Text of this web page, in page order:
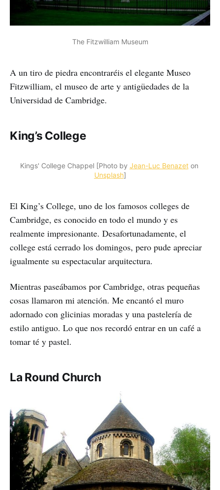
The Fitzwilliam Museum
A un tiro de piedra encontraréis el elegante Museo
Fitzwilliam, el museo de arte y antigüedades de la
Universidad de Cambridge.
King’s College
Kings' College Chappel [Photo by Jean-Luc Benazet
Unsplash]
El King’s College, uno de los famosos colleges de
Cambridge, es conocido en todo el mundo y es
realmente impresionante. Desafortunadamente, el
college está cerrado los domingos, pero pude apreciar
igualmente su espectacular arquitectura.
Mientras paseábamos por Cambridge, otras pequeñas
cosas llamaron mi atención. Me encantó el muro
adornado con glicinias moradas y una pastelería de
estilo antiguo. Lo que nos recordó entrar en un café a
tomar té y pastel.
La Round Church